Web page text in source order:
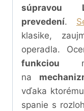
súpravou
prevedení.
klasike,
operadla.
funkciou na
na
vďaka
spanie s